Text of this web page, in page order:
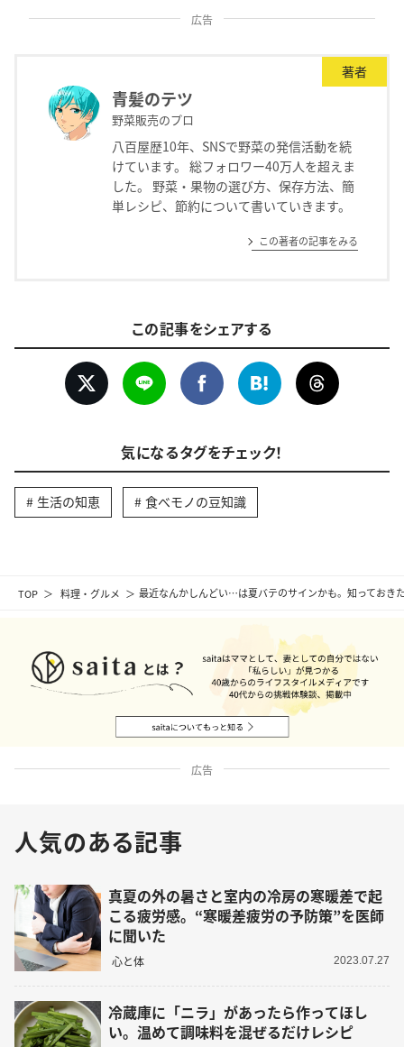
TOP 料理・グルメ 最近なんかしんどい…は夏バテのサインかも。知っておき
広告
著者
青髪のテツ
野菜販売のプロ
八百屋歴10年、SNSで野菜の発信活動を続
けています。 総フォロワー40万人を超えま
した。 野菜・果物の選び方、保存方法、簡
単レシピ、節約について書いていきます。
この著者の記事をみる
この記事をシェアする
気になるタグをチェック！
生活の知恵 食べモノの豆知識
広告
人気のある記事
真夏の外の暑さと室内の冷房の寒暖差で起
こる疲労感。“寒暖差疲労の予防策”を医師
に聞いた
心と体 2023.07.27
冷蔵庫に「ニラ」があったら作ってほし
い。温めて調味料を混ぜるだけレシピ